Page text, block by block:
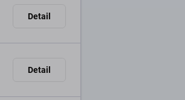
Detail
Detail